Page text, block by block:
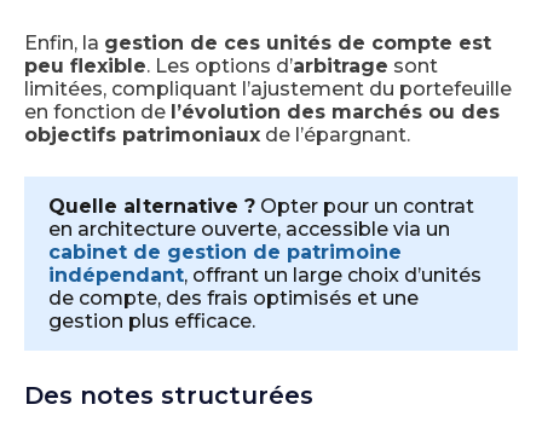
Enfin, la gestion de ces unités de compte est
peu flexible. Les options d’arbitrage sont
limitées, compliquant l’ajustement du portefeuille
en fonction de l’évolution des marchés ou des
objectifs patrimoniaux de l’épargnant.
Quelle alternative ? Opter pour un contrat
en architecture ouverte, accessible via un
cabinet de gestion de patrimoine
indépendant, offrant un large choix d’unités
de compte, des frais optimisés et une
gestion plus efficace.
Des notes structurées